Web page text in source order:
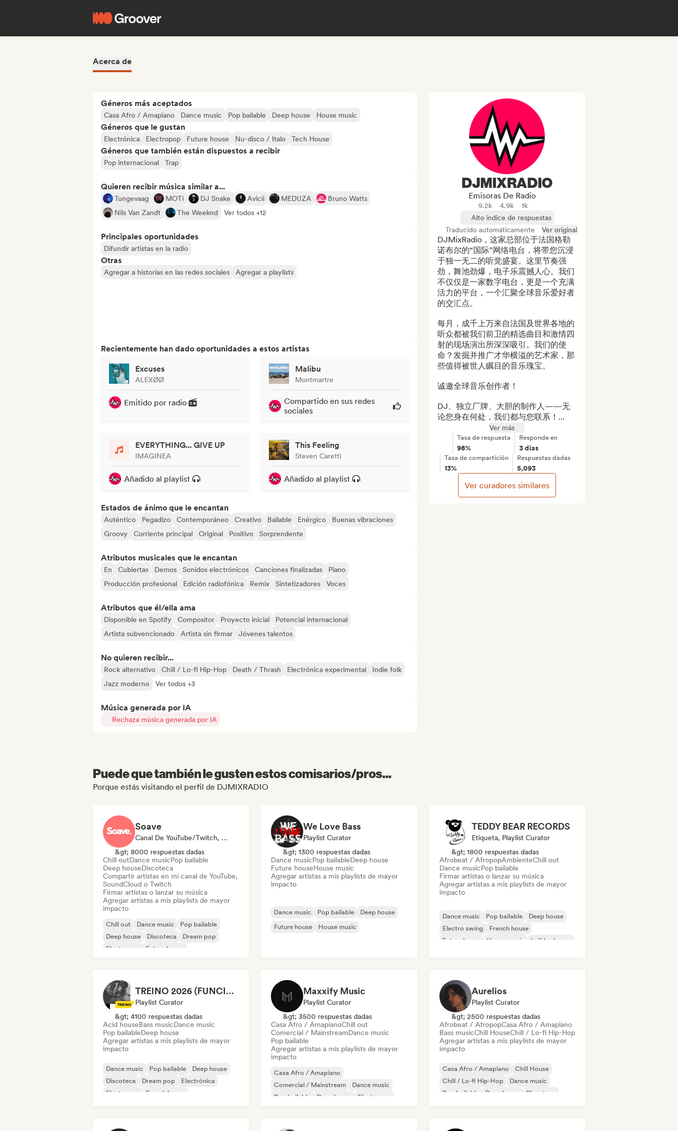
Acerca de
Géneros más aceptados
Casa Afro / Amapiano Dance music Pop bailable Deep house House music
Géneros que le gustan
Electrónica Electropop Future house Nu-disco / Italo Tech House
Géneros que también están dispuestos a recibir
Pop internacional Trap
Quieren recibir música similar a...
Tungevaag MOTi DJ Snake Avicii MEDUZA
Bruno Watts
Nils Van Zandt
The Weeknd Ver todos +12
Principales oportunidades
Difundir artistas en la radio
Otras
Agregar a historias en las redes sociales Agregar a playlists
Recientemente han dado oportunidades a estos artistas
Excuses
ALEXØØ
Emitido por radio
Malibu
Montmartre
Compartido en sus redes
sociales
EVERYTHING... GIVE UP
IMAGINEA
Añadido al playlist
This Feeling
Steven Caretti
Añadido al playlist
Estados de ánimo que le encantan
Auténtico Pegadizo Contemporáneo Creativo Bailable Enérgico
Buenas vibraciones
Groovy
Corriente principal Original Positivo Sorprendente
Atributos musicales que le encantan
En Cubiertas Demos Sonidos electrónicos Canciones finalizadas
Piano
Producción profesional
Edición radiofónica Remix Sintetizadores Voces
Atributos que él/ella ama
Disponible en Spotify Compositor Proyecto inicial
Potencial internacional
Artista subvencionado
Artista sin firmar Jóvenes talentos
No quieren recibir...
Rock alternativo Chill / Lo-fi Hip-Hop Death / Thrash Electrónica experimental
Indie folk
Jazz moderno
Ver todos +3
Música generada por IA
Rechaza música generada por IA
DJMIXRADIO
Emisoras De Radio
9.2k 4.9k
1k
Alto índice de respuestas
Traducido automáticamente
Ver original
DJMixRadio，这家总部位于法国格勒
诺布尔的“国际”网络电台，将带您沉浸
于独一无二的听觉盛宴。这里节奏强
劲，舞池劲爆，电子乐震撼人心。我们
不仅仅是一家数字电台，更是一个充满
活力的平台，一个汇聚全球音乐爱好者
的交汇点。
每月，成千上万来自法国及世界各地的
听众都被我们前卫的精选曲目和激情四
射的现场演出所深深吸引。我们的使
命？发掘并推广才华横溢的艺术家，那
些值得被世人瞩目的音乐瑰宝。
诚邀全球音乐创作者！
DJ、独立厂牌、大胆的制作人——无
论您身在何处，我们都与您联系！...
Ver más
Tasa de respuesta
98%
Responde en
3 días
Tasa de compartición
13%
Respuestas dadas
5,093
Ver curadores similares
Puede que también le gusten estos comisarios/pros...
Porque estás visitando el perfil de DJMIXRADIO
Soave
Canal De YouTube/Twitch, Etiqueta, Playlist Curator
&gt; 8000 respuestas dadas
Chill outDance musicPop bailable
Deep houseDiscoteca
Compartir artistas en mi canal de YouTube,
SoundCloud o Twitch
Firmar artistas o lanzar su música
Agregar artistas a mis playlists de mayor
impacto
Chill out Dance music
Pop bailable
Deep house
Discoteca
Dream pop
Electropop
Future house
We Love Bass
Playlist Curator
&gt; 1300 respuestas dadas
Dance musicPop bailableDeep house
Future houseHouse music
Agregar artistas a mis playlists de mayor
impacto
Dance music Pop bailable
Deep house
Future house
House music
TEDDY BEAR RECORDS
Etiqueta, Playlist Curator
&gt; 1800 respuestas dadas
Afrobeat / AfropopAmbienteChill out
Dance musicPop bailable
Firmar artistas o lanzar su música
Agregar artistas a mis playlists de mayor
impacto
Dance music Pop bailable
Deep house
Electro swing
French house
Future house
House music Lofi bedroom
TREINO 2026 (FUNCIONAL E MALHAÇÃO)
Playlist Curator
&gt; 4100 respuestas dadas
Acid houseBass musicDance music
Pop bailableDeep house
Agregar artistas a mis playlists de mayor
impacto
Dance music Pop bailable
Deep house
Discoteca
Dream pop
Electrónica
Electropop
French house
Maxxify Music
Playlist Curator
&gt; 3500 respuestas dadas
Casa Afro / AmapianoChill out
Comercial / MainstreamDance music
Pop bailable
Agregar artistas a mis playlists de mayor
impacto
Casa Afro / Amapiano
Comercial / Mainstream
Dance music
Pop bailable
Deep house
Electropop
Aurelios
Playlist Curator
&gt; 2500 respuestas dadas
Afrobeat / AfropopCasa Afro / Amapiano
Bass musicChill HouseChill / Lo-fi Hip-Hop
Agregar artistas a mis playlists de mayor
impacto
Casa Afro / Amapiano
Chill House
Chill / Lo-fi Hip-Hop
Dance music
Pop bailable
Deep house
Discoteca